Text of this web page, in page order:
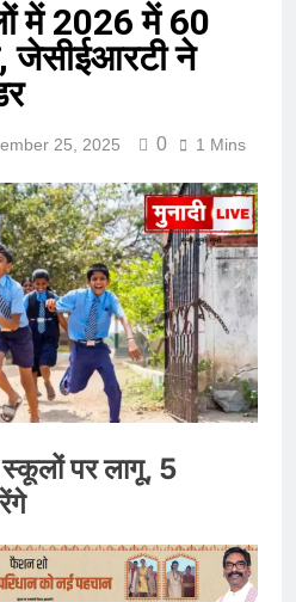
में 2026 में 60
जेसीईआरटी ने
25, 2025 0 1 Mins
पर लागू, 5